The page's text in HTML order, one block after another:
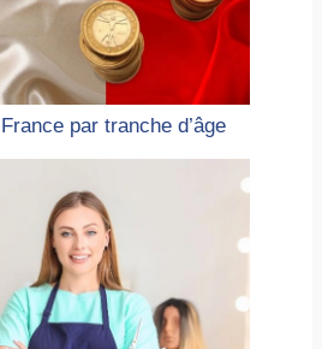
par tranche d’âge